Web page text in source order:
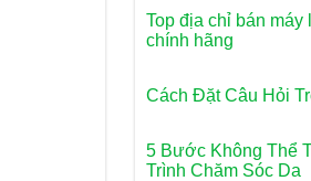
Top địa chỉ bán
chính hãng
Cách Đặt Câu Hỏi
5 Bước Không Thể
Trình Chăm Sóc Da